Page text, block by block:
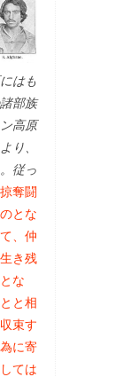
はも
部族
高原
り、
従っ
奪闘
とな
、仲
き残
な
と相
束す
に寄
ては